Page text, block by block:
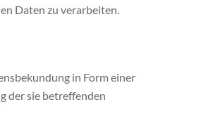
Daten zu verarbeiten.
in Form einer
der sie betreffenden